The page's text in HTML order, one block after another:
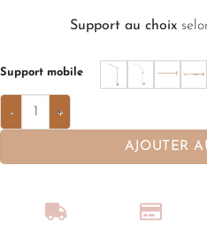
Support au choix
Support mobile
AJOUTER